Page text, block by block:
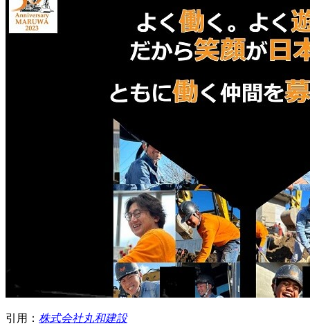
引用： 株式会社丸和建設